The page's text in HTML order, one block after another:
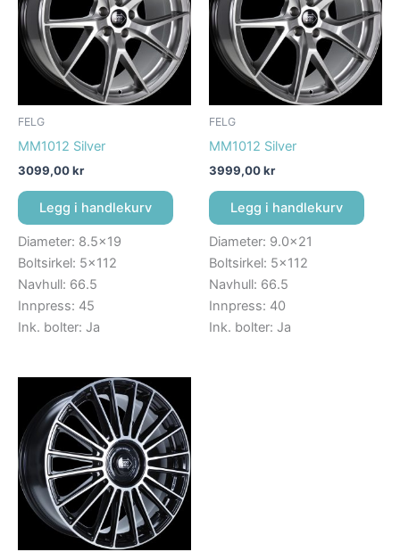
FELG
MM1012 Silver
3099,00kr
Legg i handlekurv
Diameter: 8.5×19
Boltsirkel: 5×112
Navhull: 66.5
Innpress: 45
Ink. bolter: Ja
FELG
MM1012 Silver
3999,00kr
Legg i handlekurv
Diameter: 9.0×21
Boltsirkel: 5×112
Navhull: 66.5
Innpress: 40
Ink. bolter: Ja